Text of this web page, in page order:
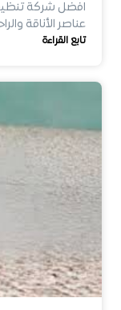
افضل شركة تنظيف
عناصر الأناقة
تابع القراءة